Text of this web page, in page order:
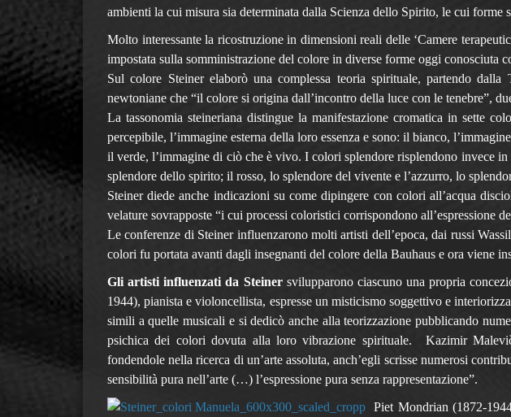
ambienti la cui misura sia determinata dalla Scienza dello Spirito, le cui forme
Molto interessante la ricostruzione in dimensioni reali delle ‘Camere
impostata sulla somministrazione del colore in diverse forme oggi conosciuta
Sul colore Steiner elaborò una complessa teoria spirituale, partendo
newtoniane che “il colore si origina dall’incontro della luce con le tenebre”,
La tassonomia steineriana distingue la manifestazione cromatica in sette
percepibile, l’immagine esterna della loro essenza e sono: il bianco,
il verde, l’immagine di ciò che è vivo. I colori splendore risplendono invece
splendore dello spirito; il rosso, lo splendore del vivente e l’azzurro, lo
Steiner diede anche indicazioni su come dipingere con colori all’acqua
velature sovrapposte “i cui processi coloristici corrispondono all’espressione
Le conferenze di Steiner influenzarono molti artisti dell’epoca, dai russi
colori fu portata avanti dagli insegnanti del colore della Bauhaus e ora viene
Gli artisti influenzati da Steinersvilupparono ciascuno una propria
1944), pianista e violoncellista, espresse un misticismo soggettivo e
simili a quelle musicali e si dedicò anche alla teorizzazione pubblicando
psichica dei colori dovuta alla loro vibrazione spirituale. Kazimir
fondendole nella ricerca di un’arte assoluta, anch’egli scrisse numerosi
sensibilità pura nell’arte (…) l’espressione pura senza rappresentazione”.
Piet Mondrian (1872-